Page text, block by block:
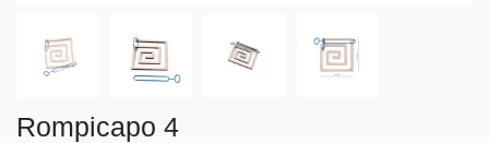
Rompicapo 4